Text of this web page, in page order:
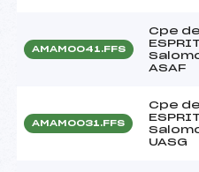
AMAM0041.FFS
Cpe de
ASAF
AMAM0031.FFS
Cpe de
UASG